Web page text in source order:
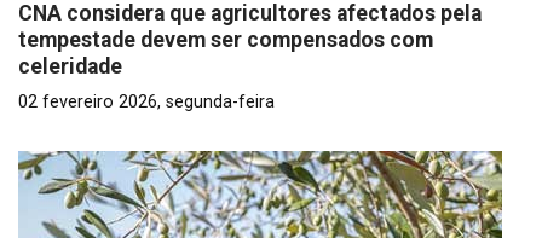
CNA considera que agricultores afectados pela
tempestade devem ser compensados com
celeridade
02 fevereiro 2026, segunda-feira